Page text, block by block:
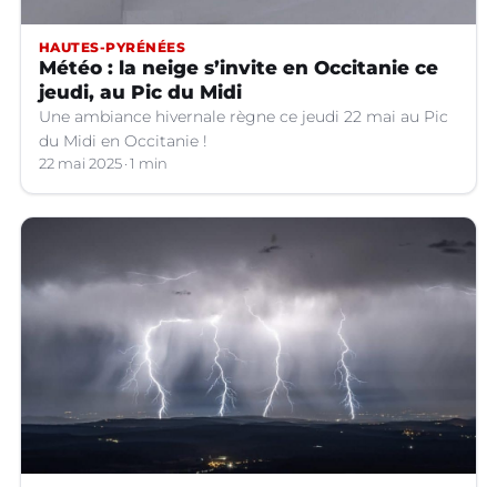
HAUTES-PYRÉNÉES
Météo : la neige s’invite en Occitanie ce
jeudi, au Pic du Midi
Une ambiance hivernale règne ce jeudi 22 mai au Pic
du Midi en Occitanie !
22 mai 2025 1 min